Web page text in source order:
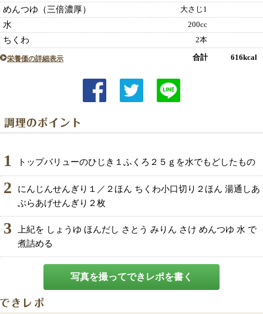
めんつゆ（三倍濃厚） 大さじ1
水 200cc
ちくわ 2本
栄養価の詳細表示 合計 616kcal
1 トップバリューのひじき１ふくろ２５ｇを水でもどしたもの
2
にんじんせんぎり１／２ほん ちくわ小口切り２ほん 湯通しあ
ぶらあげせんぎり２枚
3
上紀を しょうゆ ほんだし さとう みりん さけ めんつゆ 水 で
煮詰める
写真を撮ってできレポを書く